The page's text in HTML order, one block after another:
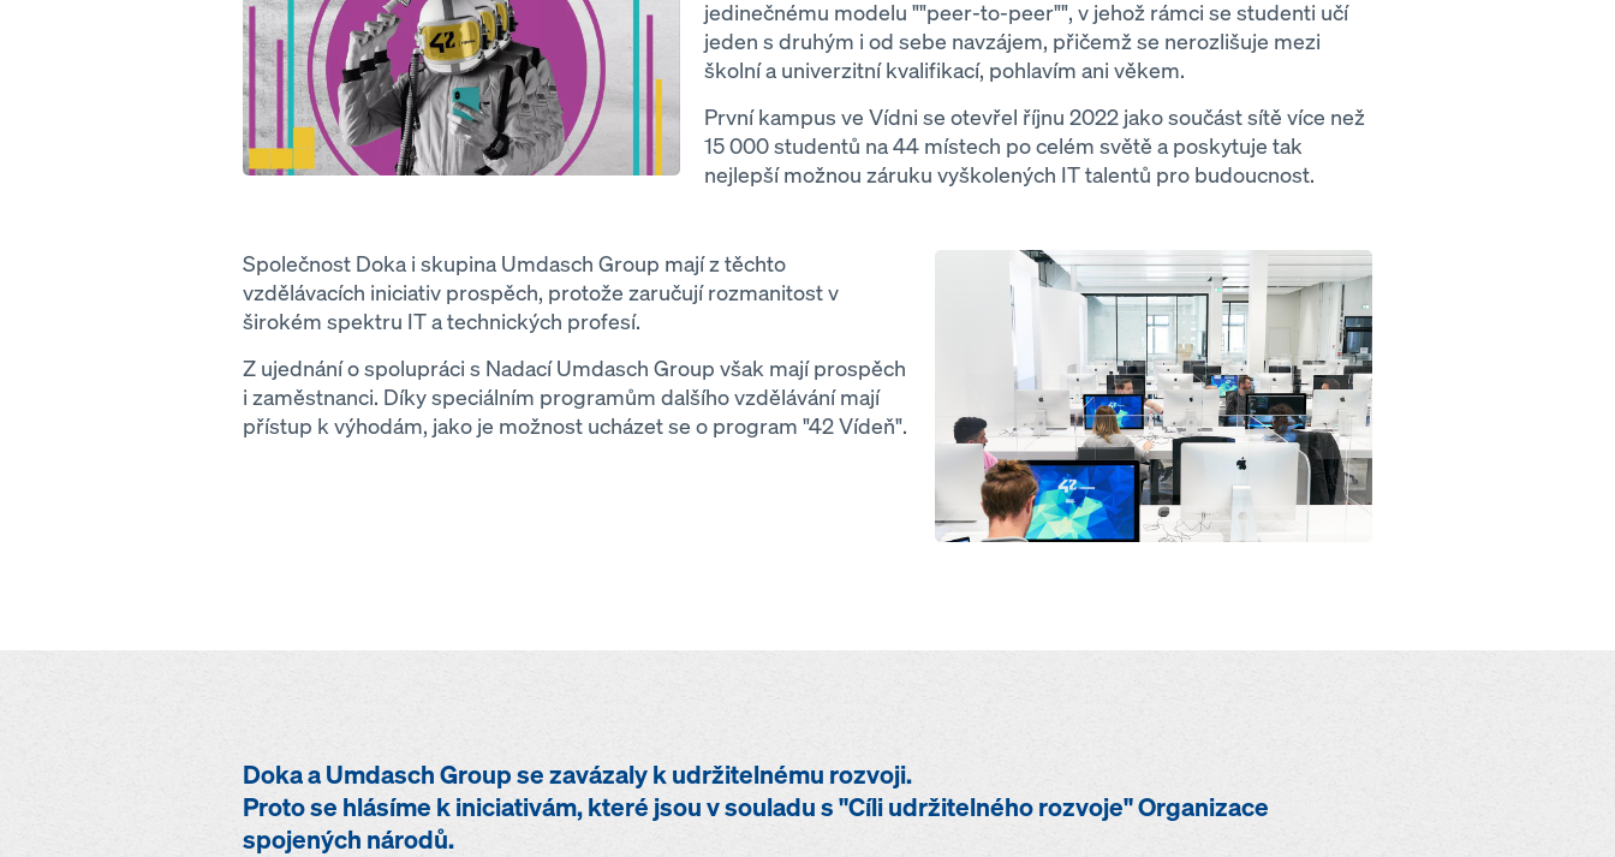
jedinečnému modelu ""peer-to-peer"", v jehož rámci se studenti učí
jeden s druhým i od sebe navzájem, přičemž se nerozlišuje mezi
školní a univerzitní kvalifikací, pohlavím ani věkem.
První kampus ve Vídni se otevřel říjnu 2022 jako součást sítě více než
15 000 studentů na 44 místech po celém světě a poskytuje tak
nejlepší možnou záruku vyškolených IT talentů pro budoucnost.
Společnost Doka i skupina Umdasch Group mají z těchto
vzdělávacích iniciativ prospěch, protože zaručují rozmanitost v
širokém spektru IT a technických profesí.
Z ujednání o spolupráci s Nadací Umdasch Group však mají prospěch
i zaměstnanci. Díky speciálním programům dalšího vzdělávání mají
přístup k výhodám, jako je možnost ucházet se o program "42 Vídeň".
Doka a Umdasch Group se zavázaly k udržitelnému rozvoji.
Proto se hlásíme k iniciativám, které jsou v souladu s "Cíli udržitelného rozvoje" Organizace
spojených národů.